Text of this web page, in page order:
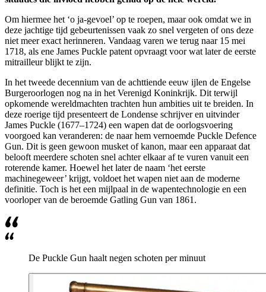
Om hiermee het ‘o ja-gevoel’ op te roepen, maar ook omdat we in
deze jachtige tijd gebeurtenissen vaak zo snel vergeten of ons deze
niet meer exact herinneren. Vandaag varen we terug naar 15 mei
1718, als ene James Puckle patent opvraagt voor wat later de eerste
mitrailleur blijkt te zijn.
In het tweede decennium van de achttiende eeuw ijlen de Engelse
Burgeroorlogen nog na in het Verenigd Koninkrijk. Dit terwijl
opkomende wereldmachten trachten hun ambities uit te breiden. In
deze roerige tijd presenteert de Londense schrijver en uitvinder
James Puckle (1677–1724) een wapen dat de oorlogsvoering
voorgoed kan veranderen: de naar hem vernoemde Puckle Defence
Gun. Dit is geen gewoon musket of kanon, maar een apparaat dat
belooft meerdere schoten snel achter elkaar af te vuren vanuit een
roterende kamer. Hoewel het later de naam ‘het eerste
machinegeweer’ krijgt, voldoet het wapen niet aan de moderne
definitie. Toch is het een mijlpaal in de wapentechnologie en een
voorloper van de beroemde Gatling Gun van 1861.
De Puckle Gun haalt negen schoten per minuut